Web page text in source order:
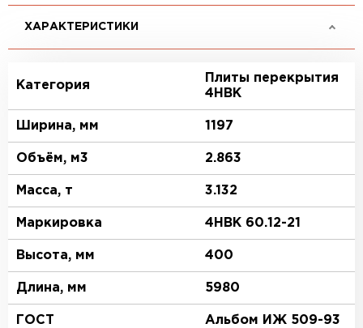
ХАРАКТЕРИСТИКИ
Категория
Плиты перекрытия
4НВК
Ширина, мм 1197
Объём, м3 2.863
Масса, т 3.132
Маркировка 4НВК 60.12-21
Высота, мм 400
Длина, мм 5980
ГОСТ Альбом ИЖ 509-93